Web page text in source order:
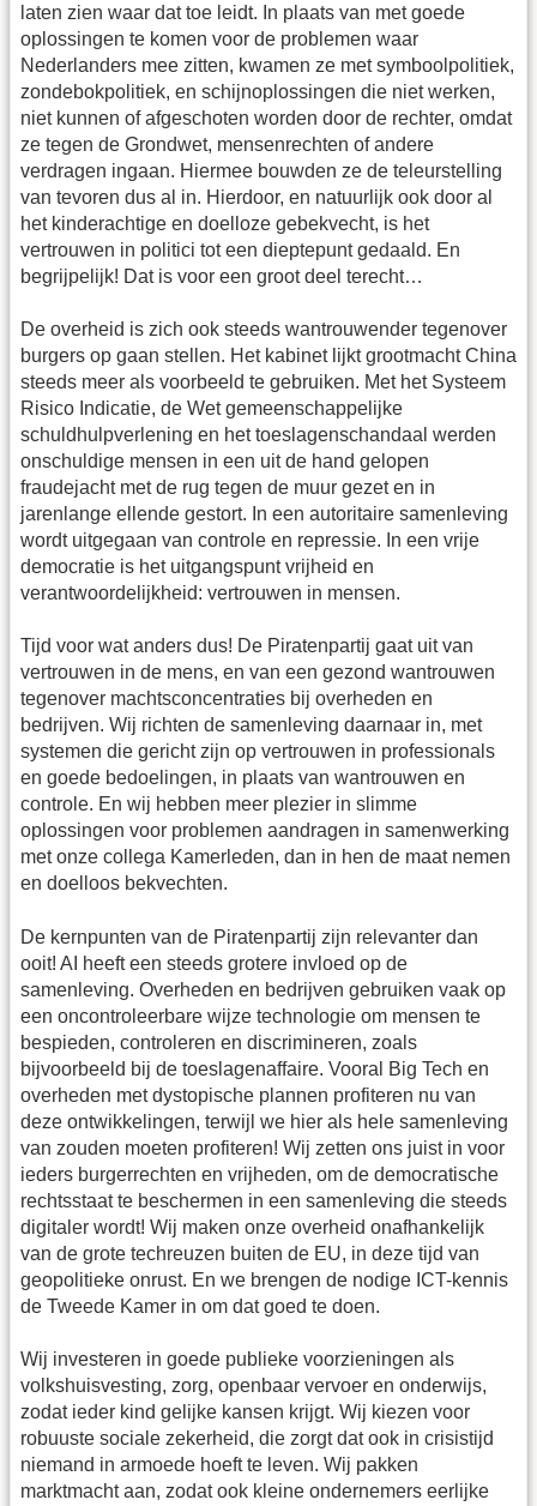
laten zien waar dat toe leidt. In plaats van met goede
oplossingen te komen voor de problemen waar
Nederlanders mee zitten, kwamen ze met symboolpolitiek,
zondebokpolitiek, en schijnoplossingen die niet werken,
niet kunnen of afgeschoten worden door de rechter, omdat
ze tegen de Grondwet, mensenrechten of andere
verdragen ingaan. Hiermee bouwden ze de teleurstelling
van tevoren dus al in. Hierdoor, en natuurlijk ook door al
het kinderachtige en doelloze gebekvecht, is het
vertrouwen in politici tot een dieptepunt gedaald. En
begrijpelijk! Dat is voor een groot deel terecht…
De overheid is zich ook steeds wantrouwender tegenover
burgers op gaan stellen. Het kabinet lijkt grootmacht China
steeds meer als voorbeeld te gebruiken. Met het Systeem
Risico Indicatie, de Wet gemeenschappelijke
schuldhulpverlening en het toeslagenschandaal werden
onschuldige mensen in een uit de hand gelopen
fraudejacht met de rug tegen de muur gezet en in
jarenlange ellende gestort. In een autoritaire samenleving
wordt uitgegaan van controle en repressie. In een vrije
democratie is het uitgangspunt vrijheid en
verantwoordelijkheid: vertrouwen in mensen.
Tijd voor wat anders dus! De Piratenpartij gaat uit van
vertrouwen in de mens, en van een gezond wantrouwen
tegenover machtsconcentraties bij overheden en
bedrijven. Wij richten de samenleving daarnaar in, met
systemen die gericht zijn op vertrouwen in professionals
en goede bedoelingen, in plaats van wantrouwen en
controle. En wij hebben meer plezier in slimme
oplossingen voor problemen aandragen in samenwerking
met onze collega Kamerleden, dan in hen de maat nemen
en doelloos bekvechten.
De kernpunten van de Piratenpartij zijn relevanter dan
ooit! AI heeft een steeds grotere invloed op de
samenleving. Overheden en bedrijven gebruiken vaak op
een oncontroleerbare wijze technologie om mensen te
bespieden, controleren en discrimineren, zoals
bijvoorbeeld bij de toeslagenaffaire. Vooral Big Tech en
overheden met dystopische plannen profiteren nu van
deze ontwikkelingen, terwijl we hier als hele samenleving
van zouden moeten profiteren! Wij zetten ons juist in voor
ieders burgerrechten en vrijheden, om de democratische
rechtsstaat te beschermen in een samenleving die steeds
digitaler wordt! Wij maken onze overheid onafhankelijk
van de grote techreuzen buiten de EU, in deze tijd van
geopolitieke onrust. En we brengen de nodige ICT-kennis
de Tweede Kamer in om dat goed te doen.
Wij investeren in goede publieke voorzieningen als
volkshuisvesting, zorg, openbaar vervoer en onderwijs,
zodat ieder kind gelijke kansen krijgt. Wij kiezen voor
robuuste sociale zekerheid, die zorgt dat ook in crisistijd
niemand in armoede hoeft te leven. Wij pakken
marktmacht aan, zodat ook kleine ondernemers eerlijke